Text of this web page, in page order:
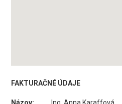
FAKTURAČNÉ ÚDAJE